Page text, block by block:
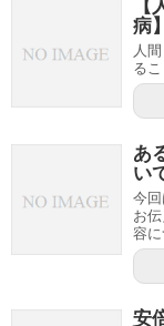
病
人
る
あ
い
今
お
容
安